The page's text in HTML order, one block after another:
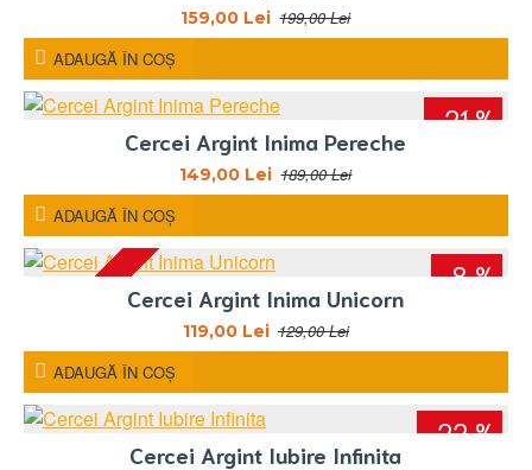
159,00 Lei 199,00 Lei
ADAUGĂ ÎN COŞ
-21 %
Cercei Argint Inima Pereche
149,00 Lei 189,00 Lei
ADAUGĂ ÎN COŞ
-8 %
Cercei Argint Inima Unicorn
119,00 Lei 129,00 Lei
ADAUGĂ ÎN COŞ
-22 %
Cercei Argint Iubire Infinita